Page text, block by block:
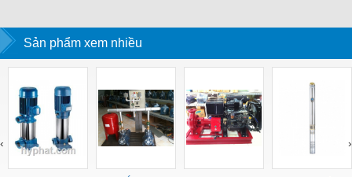
Sản phẩm xem nhiều
‹ ›